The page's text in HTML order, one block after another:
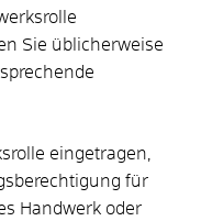
Sie üblicherweise
eingetragen,
für
Handwerk oder